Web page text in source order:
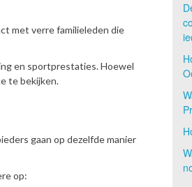
met verre familieleden die
en sportprestaties. Hoewel
te bekijken.
gaan op dezelfde manier
op: